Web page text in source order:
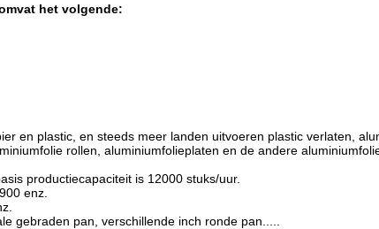
het volgende:
en plastic, en steeds meer landen uitvoeren plastic verlaten,
rollen, aluminiumfolieplaten en de andere
productiecapaciteit is 12000 stuks/uur.
enz.
gebraden pan, verschillende inch ronde pan.....